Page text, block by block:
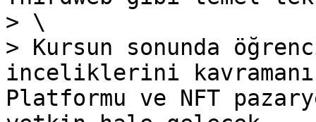
> \
> Kursun sonunda
inceliklerini
Platformu ve NFT